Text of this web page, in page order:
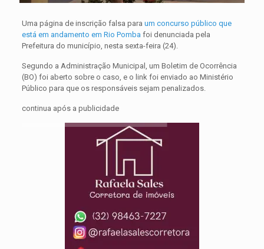
Uma página de inscrição falsa para um concurso público que
está em andamento em Rio Pomba foi denunciada pela
Prefeitura do município, nesta sexta-feira (24).
Segundo a Administração Municipal, um Boletim de Ocorrência
(BO) foi aberto sobre o caso, e o link foi enviado ao Ministério
Público para que os responsáveis sejam penalizados.
continua após a publicidade